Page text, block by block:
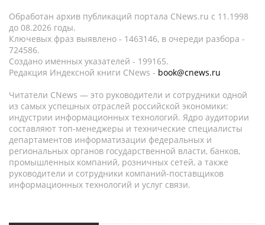
Обработан архив публикаций портала CNews.ru c 11.1998
до 08.2026 годы.
Ключевых фраз выявлено - 1463146, в очереди разбора -
724586.
Создано именных указателей - 199165.
Редакция Индексной книги CNews - book@cnews.ru
Читатели CNews — это руководители и сотрудники одной
из самых успешных отраслей российской экономики:
индустрии информационных технологий. Ядро аудитории
составляют топ-менеджеры и технические специалисты
департаментов информатизации федеральных и
региональных органов государственной власти, банков,
промышленных компаний, розничных сетей, а также
руководители и сотрудники компаний-поставщиков
информационных технологий и услуг связи.